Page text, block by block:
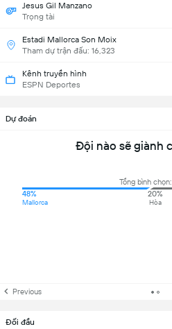
Jesus Gil Manzano
Trọng tài
Estadi Mallorca Son Moix
Tham dự trận đấu: 16,323
Kênh truyền hình
ESPN Deportes
Dự đoán
Đội nào sẽ giành
Tổng bình
48%
Mallorca
20%
Hòa
Previous
Đối đầu